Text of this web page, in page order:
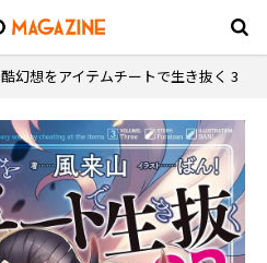
酷幻想をアイテムチートで生き抜く 3